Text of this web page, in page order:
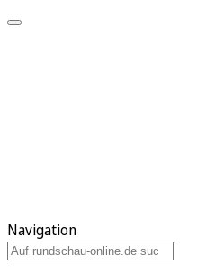
Navigation